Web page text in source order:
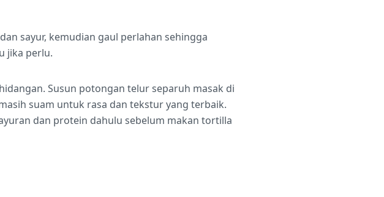
sayur, kemudian gaul perlahan sehingga
jika perlu.
Susun potongan telur separuh masak di
suam untuk rasa dan tekstur yang terbaik.
dan protein dahulu sebelum makan tortilla